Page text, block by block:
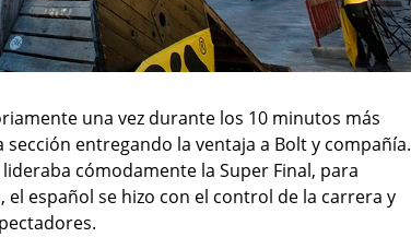
una vez durante los 10 minutos más
entregando la ventaja a Bolt y compañía.
cómodamente la Super Final, para
español se hizo con el control de la carrera y